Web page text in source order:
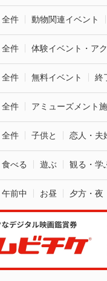
全件 動物関連イベント
全件 体験イベント・ア
全件 無料イベント 終
全件 アミューズメント
全件 子供と 恋人・夫
食べる 遊ぶ 観る・学
午前中 お昼 夕方・夜